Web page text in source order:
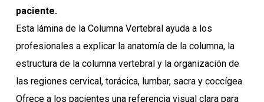
paciente.
Esta lámina de la Columna Vertebral ayuda a los
profesionales a explicar la anatomía de la columna, la
estructura de la columna vertebral y la organización de
las regiones cervical, torácica, lumbar, sacra y coccígea.
Ofrece a los pacientes una referencia visual clara para